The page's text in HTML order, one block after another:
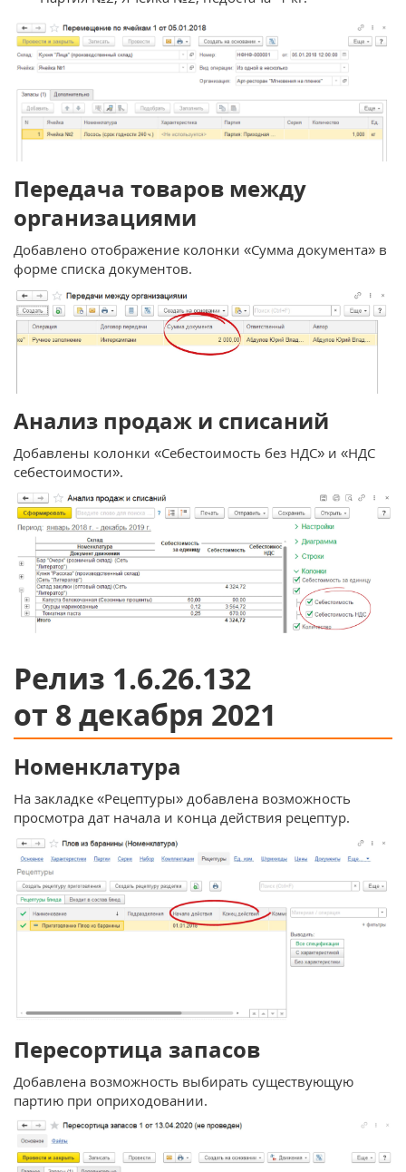
Передача товаров между
организациями
Добавлено отображение колонки «Сумма документа» в
форме списка документов.
Анализ продаж и списаний
Добавлены колонки «Себестоимость без НДС» и «НДС
себестоимости».
Релиз 1.6.26.132
от 8 декабря 2021
Номенклатура
На закладке «Рецептуры» добавлена возможность
просмотра дат начала и конца действия рецептур.
Пересортица запасов
Добавлена возможность выбирать существующую
партию при оприходовании.